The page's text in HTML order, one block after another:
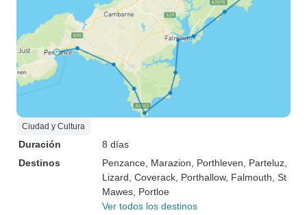
Ciudad y Cultura
Duración
8 días
Destinos
Penzance , Marazion , Porthleven , Parteluz
Lizard , Coverack , Porthallow, Falmouth , St
Mawes , Portloe
Ver todos los destinos